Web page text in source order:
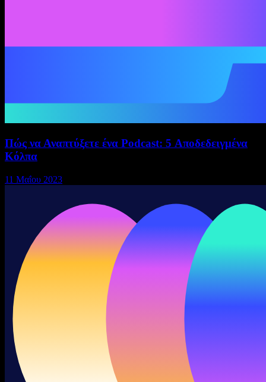
Πώς να Αναπτύξετε ένα Podcast: 5 Αποδεδειγμένα
Κόλπα
11 Μαΐου 2023